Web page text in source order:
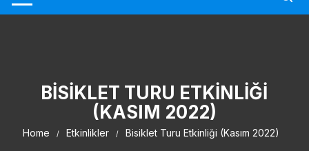
BISIKLET TURU ETKINLIĞI
(KASIM 2022)
Home Etkinlikler Bisiklet Turu Etkinliği (Kasım 2022)